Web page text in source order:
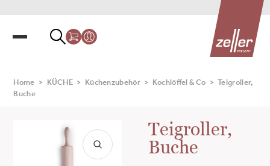
Home > KÜCHE > Küchenzubehör > Kochlöffel & Co >
Teigroller,
Buche
Teigroller,
Buche